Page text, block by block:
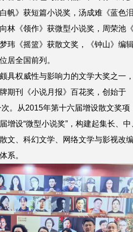
帆》 获短篇小说奖， 汤成难《蓝色
林《领作》 获微型小说奖， 周荣池
玮《摇篮》 获散文奖，《钟山》编
居全国前列。
具权威性与影响力的文学大奖之一
期刊《小说月报》百花奖，创始于
。从2015年第十六届增设散文奖项
增设“微型小说奖”，构建起集长、中
文、科幻文学、网络文学与影视改
系。